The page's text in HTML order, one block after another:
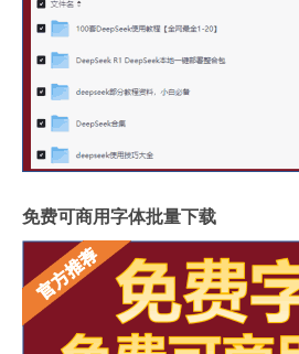
免费可商用字体批量下载